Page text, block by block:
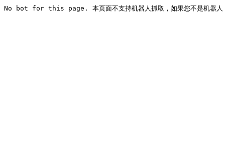
No bot for this page. 本页面不支持机器人抓取，如果您不是机器人，